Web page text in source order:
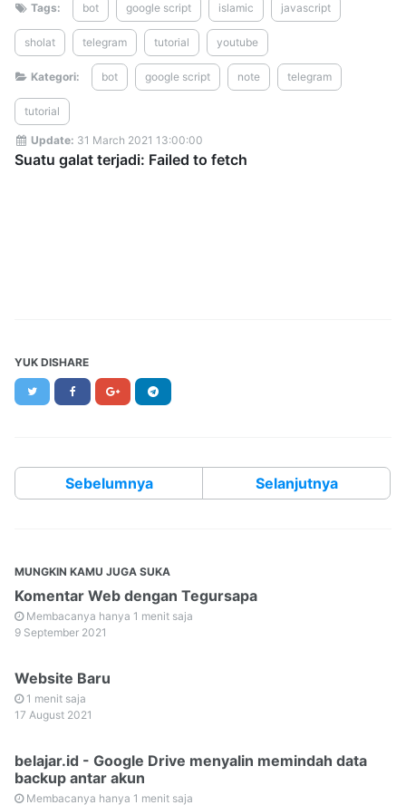
Tags: bot google script islamic javascript
sholat telegram tutorial youtube
Kategori: bot google script note telegram
tutorial
Update: 31 March 2021 13:00:00
YUK DISHARE
Twitter FacebookGoogle+
Sebelumnya Selanjutnya
MUNGKIN KAMU JUGA SUKA
Komentar Web dengan Tegursapa
Membacanya hanya 1 menit saja
9 September 2021
Website Baru
1 menit saja
17 August 2021
belajar.id - Google Drive menyalin memindah data
backup antar akun
Membacanya hanya 1 menit saja